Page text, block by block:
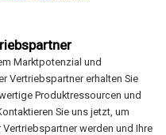
Marktpotenzial und
Vertriebspartner erhalten Sie
Produktressourcen und
Sie uns jetzt, um
werden und Ihre